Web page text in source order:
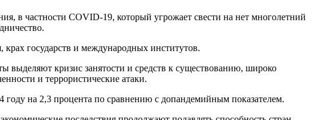
в частности COVID-19, который угрожает свести на нет многолетний
государств и международных институтов.
выделяют кризис занятости и средств к существованию, широко
и террористические атаки.
на 2,3 процента по сравнению с допандемийным показателем.